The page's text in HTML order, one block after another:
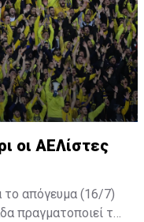
οι ΑΕΛίστες
το απόγευμα (16/7)
πραγματοποιεί το